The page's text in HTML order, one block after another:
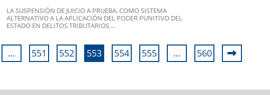
LA SUSPENSIÓN DE JUICIO A PRUEBA, COMO SISTEMA
ALTERNATIVO A LA APLICACIÓN DEL PODER PUNITIVO DEL
ESTADO EN DELITOS TRIBUTARIOS ...
… 551 552 553 554 555 … 560